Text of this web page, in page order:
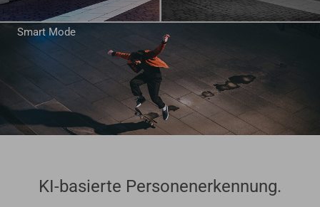
Smart Mode
KI-basierte Personenerkennung.